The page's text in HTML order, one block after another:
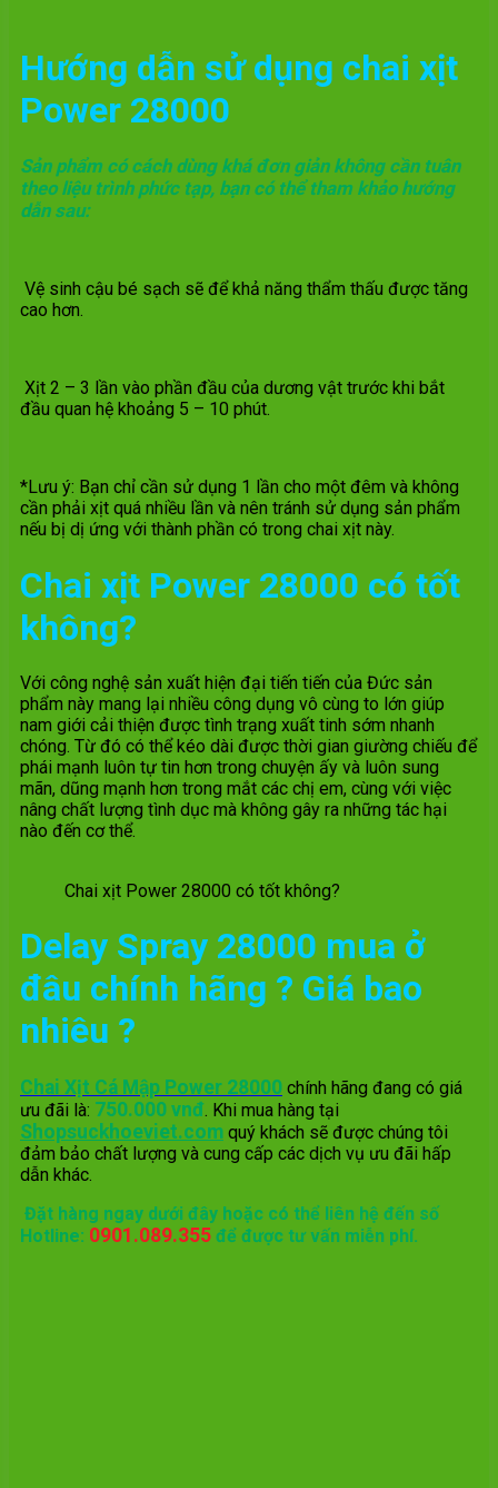
Hướng dẫn sử dụng chai xịt
Power 28000
Sản phẩm có cách dùng khá đơn giản không cần tuân
theo liệu trình phức tạp, bạn có thể tham khảo hướng
dẫn sau:
Vệ sinh cậu bé sạch sẽ để khả năng thẩm thấu được tăng
cao hơn.
Xịt 2 – 3 lần vào phần đầu của dương vật trước khi bắt
đầu quan hệ khoảng 5 – 10 phút.
*Lưu ý: Bạn chỉ cần sử dụng 1 lần cho một đêm và không
cần phải xịt quá nhiều lần và nên tránh sử dụng sản phẩm
nếu bị dị ứng với thành phần có trong chai xịt này.
Chai xịt Power 28000 có tốt
không?
Với công nghệ sản xuất hiện đại tiến tiến của Đức sản
phẩm này mang lại nhiều công dụng vô cùng to lớn giúp
nam giới cải thiện được tình trạng xuất tinh sớm nhanh
chóng. Từ đó có thể kéo dài được thời gian giường chiếu để
phái mạnh luôn tự tin hơn trong chuyện ấy và luôn sung
mãn, dũng mạnh hơn trong mắt các chị em, cùng với việc
nâng chất lượng tình dục mà không gây ra những tác hại
nào đến cơ thể.
Chai xịt Power 28000 có tốt không?
Delay Spray 28000 mua ở
đâu chính hãng ? Giá bao
nhiêu ?
Chai Xịt Cá Mập Power 28000 chính hãng đang có giá
ưu đãi là: 750.000 vnđ. Khi mua hàng tại
Shopsuckhoeviet.com quý khách sẽ được chúng tôi
đảm bảo chất lượng và cung cấp các dịch vụ ưu đãi hấp
dẫn khác.
Đặt hàng ngay dưới đây hoặc có thể liên hệ đến số
Hotline: 0901.089.355 để được tư vấn miễn phí.